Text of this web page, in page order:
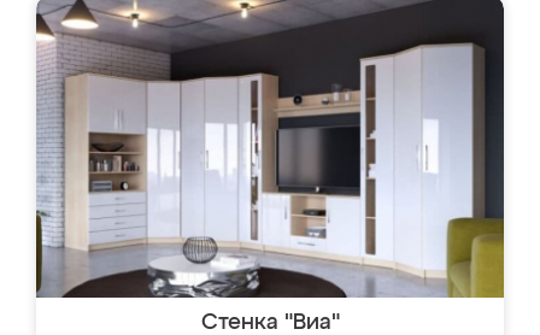
Стенка "Виа"